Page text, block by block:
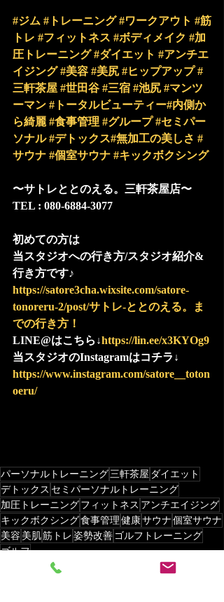
#ジム #トレーニング #ワークアウト #筋
トレ #フィットネス #ボディメイク #加
圧トレーニング #ダイエット #アンチエ
イジング #美容 #美尻 #ヒップアップ #
三軒茶屋 #世田谷 #三宿 #池尻 #マンツ
ーマン #トータルビューティー#内側か
ら綺麗 #食事管理 #グループ #セミパー
ソナル #デトックス#無加工の美しさ #
サウナ #個室サウナ #キックボクシング
〜サトレととのえる。三軒茶屋店〜
TEL : 080-6884-3077
初めての方は
当スタジオへの行き方/スタジオ紹介&
行き方です♪
https://satore3cha.wixsite.com/satore-
tonoreru-2/post/サトレ-ととのえる。ま
での行き方！
LINE@はこちら↓https://lin.ee/x3KYOg9
当スタジオのInstagramはコチラ↓
https://www.instagram.com/satore__toton
oeru/
パーソナルトレーニング三軒茶屋 ダイエット
デトックス セミパーソナルトレーニング
加圧トレーニングフィットネス アンチエイジング
キックボクシング食事管理健康サウナ個室サウナ
美容 美肌筋トレ姿勢改善 ゴルフトレーニング
ゴルフ
パーソナルトレーニング